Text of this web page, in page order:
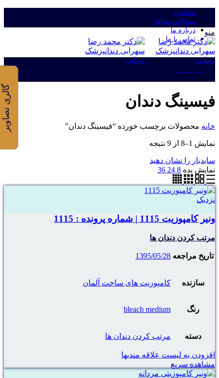
مشاوره
سوالات متداول
درباره ما
تماس با ما
منو
فیسینگ دندان
خانه محصولات برچسب خورده “فیسینگ دندان”
نمایش 1–8 از 9 نتیجه
سایدبار را نشان دهید
نمایش بده 8
24
36
نزدیک
ونیر کامپوزیت 1115 | شماره پرونده : 1115
مرتب کردن دندان ها
تاریخ مراجعه 1395/05/28
سازنده کامپوزیت های ساخت آلمان
رنگ bleach medium
دسته مرتب کردن دندان ها
افزودن به لیست علاقه مندیها
مشاهده سریع
گالری تصاویر